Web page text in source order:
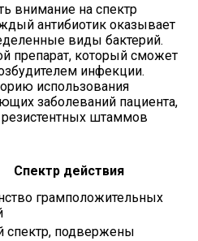
внимание на спектр
антибиотик оказывает
виды бактерий.
препарат, который сможет
инфекции.
использования
заболеваний пациента,
штаммов
Спектр действия
грамположительных
спектр, подвержены